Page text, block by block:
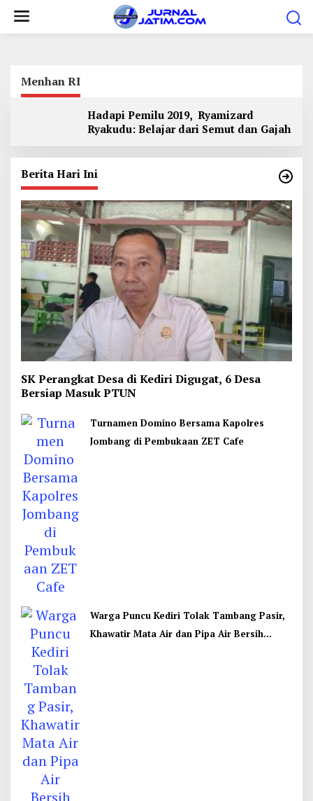
Menhan RI
Hadapi Pemilu 2019, Ryamizard
Ryakudu: Belajar dari Semut dan Gajah
Berita Hari Ini
SK Perangkat Desa di Kediri Digugat, 6 Desa
Bersiap Masuk PTUN
Turnamen Domino Bersama Kapolres
Jombang di Pembukaan ZET Cafe
Warga Puncu Kediri Tolak Tambang Pasir,
Khawatir Mata Air dan Pipa Air Bersih